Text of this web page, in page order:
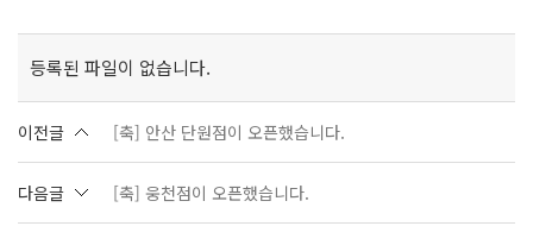
등록된 파일이 없습니다.
이전글 [축] 안산 단원점이 오픈했습니다.
다음글 [축] 웅천점이 오픈했습니다.